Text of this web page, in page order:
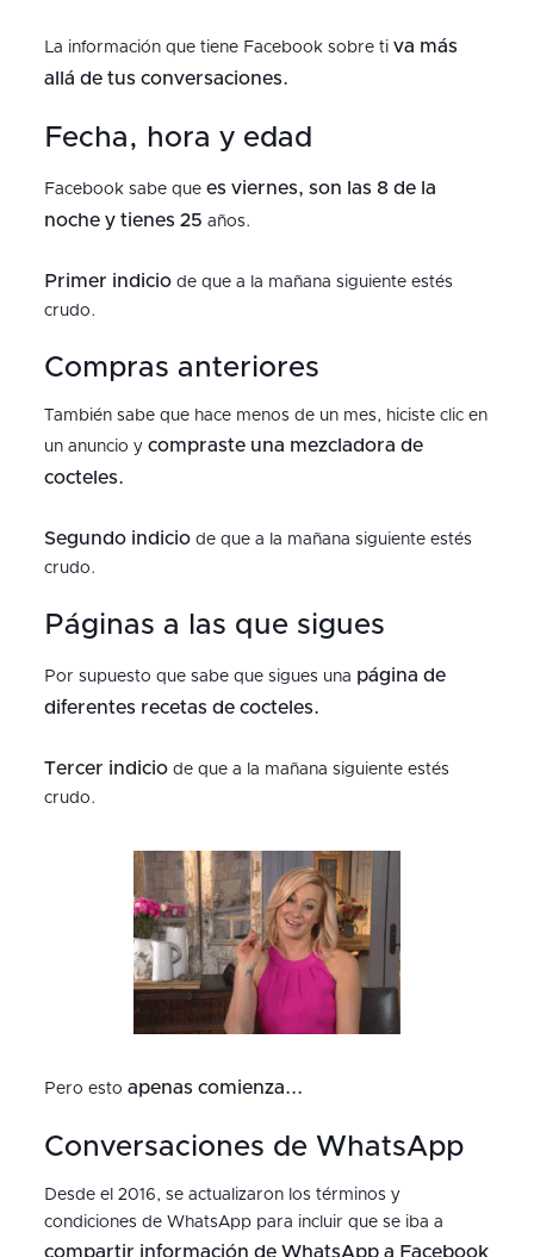
La información que tiene Facebook sobre ti va más
allá de tus conversaciones.
Fecha, hora y edad
Facebook sabe que es viernes, son las 8 de la
noche y tienes 25 años.
Primer indiciode que a la mañana siguiente estés
crudo.
Compras anteriores
También sabe que hace menos de un mes, hiciste clic en
un anuncio y compraste una mezcladora de
cocteles.
Segundo indiciode que a la mañana siguiente estés
crudo.
Páginas a las que sigues
Por supuesto que sabe que sigues una página de
diferentes recetas de cocteles.
Tercer indiciode que a la mañana siguiente estés
crudo.
Pero esto apenas comienza...
Conversaciones de WhatsApp
Desde el 2016, se actualizaron los términos y
condiciones de WhatsApp para incluir que se iba a
compartir información de WhatsApp a Facebook